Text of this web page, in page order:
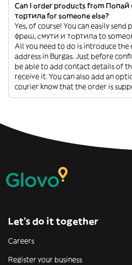
Can I order products from
тортила for someone else?
Yes, of course! You can easily
фреш, смути и тортила to
All you need to do is introduce
address in Burgas. Just before
be able to add contact details of
receive it. You can also add an
courier know that the order is
Let’s do it together
Careers
Register your business